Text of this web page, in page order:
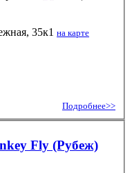
35к1 на карте
Подробнее>>
Fly (Рубеж)